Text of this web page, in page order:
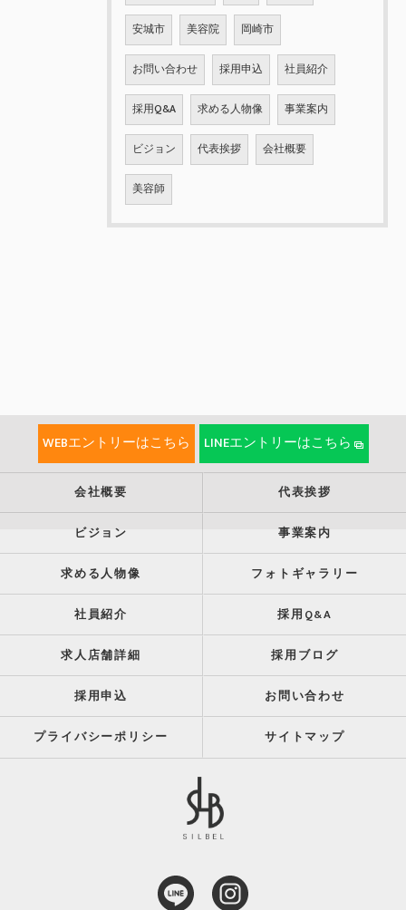
安城市 美容院 岡崎市
お問い合わせ 採用申込 社員紹介
採用Q&A 求める人物像 事業案内
ビジョン 代表挨拶 会社概要
美容師
WEBエントリーはこちら LINEエントリーはこちら
会社概要 代表挨拶
ビジョン 事業案内
求める人物像 フォトギャラリー
社員紹介 採用Q&A
求人店舗詳細 採用ブログ
採用申込 お問い合わせ
プライバシーポリシー サイトマップ